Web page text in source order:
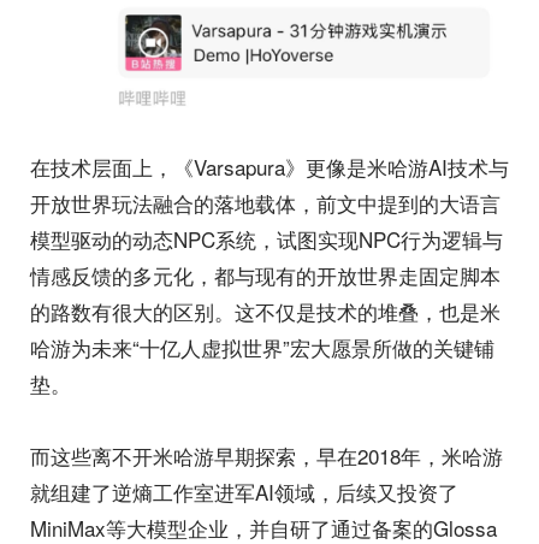
在技术层面上，《Varsapura》更像是米哈游AI技术与
开放世界玩法融合的落地载体，前文中提到的大语言
模型驱动的动态NPC系统，试图实现NPC行为逻辑与
情感反馈的多元化，都与现有的开放世界走固定脚本
的路数有很大的区别。这不仅是技术的堆叠，也是米
哈游为未来“十亿人虚拟世界”宏大愿景所做的关键铺
垫。
而这些离不开米哈游早期探索，早在2018年，米哈游
就组建了逆熵工作室进军AI领域，后续又投资了
MiniMax等大模型企业，并自研了通过备案的Glossa